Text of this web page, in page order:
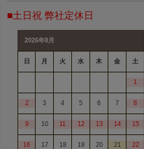
■土日祝 弊社定休日
2026年8月
日 月 火 水 木 金 土
1
2 3 4 5 6 7 8
9 10 11 12 13 14 15
16 17 18 19 20 21 22